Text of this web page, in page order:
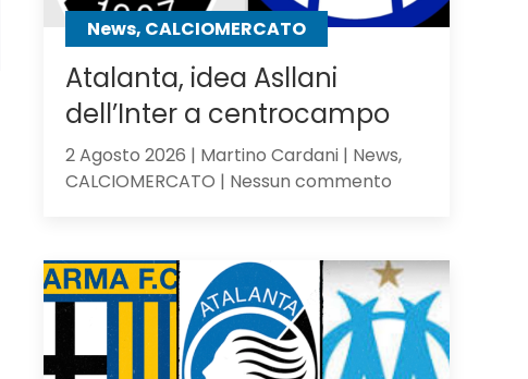
contro
gli
News, CALCIOMERCATO
Atalanta, idea Asllani
dell’Inter a centrocampo
2 Agosto 2026 | Martino Cardani | News,
CALCIOMERCATO | Nessun commentosu
Asllani
dell’Inter
a
centrocampo